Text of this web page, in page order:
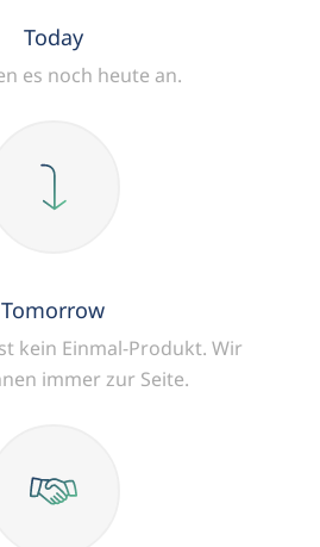
Today
es noch heute an.
Tomorrow
kein Einmal-Produkt. Wir
immer zur Seite.